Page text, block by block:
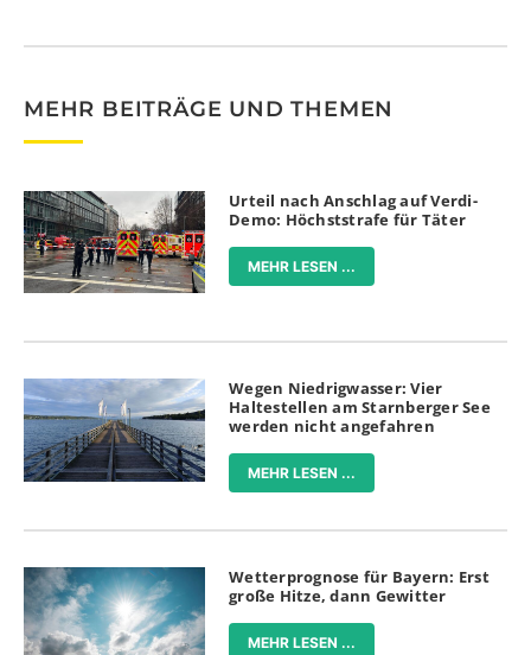
MEHR BEITRÄGE UND THEMEN
Urteil nach Anschlag auf Verdi-
Demo: Höchststrafe für Täter
MEHR LESEN ...
Wegen Niedrigwasser: Vier
Haltestellen am Starnberger See
werden nicht angefahren
MEHR LESEN ...
Wetterprognose für Bayern: Erst
große Hitze, dann Gewitter
MEHR LESEN ...